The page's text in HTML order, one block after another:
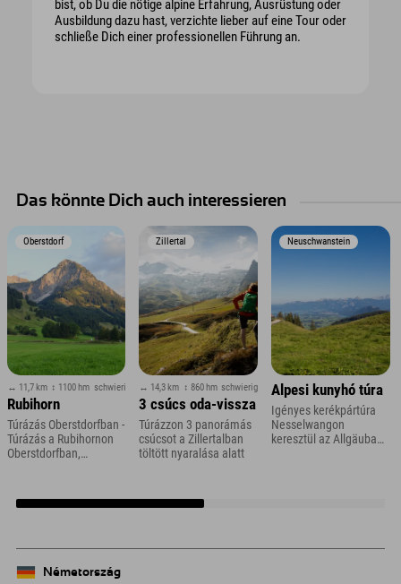
bist, ob Du die nötige alpine Erfahrung, Ausrüstung oder
Ausbildung dazu hast, verzichte lieber auf eine Tour oder
schließe Dich einer professionellen Führung an.
Das könnte Dich auch interessieren
Oberstdorf
↔ 11,7 km ↕ 1100 hm schwierig
Rubihorn
Túrázás Oberstdorfban -
Túrázás a Rubihornon
Oberstdorfban,
Zillertal
↔ 14,3 km ↕ 860 hm schwierig
3 csúcs oda-vissza
Túrázzon 3 panorámás
csúcsot a Zillertalban
töltött nyaralása alatt
Neuschwanstein
Alpesi kunyhó túra
Igényes kerékpártúra
Nesselwangon
keresztül az Allgäuban
Németország